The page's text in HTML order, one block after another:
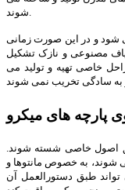
شوند.
شود و در این صورت زمانی
مصنوعی و نازک تشکیل
خاصی تهیه و تولید می
های میکرو
اصول خاصی شسته شوند.
شوند، به خصوص مانتوها و
طبق دستورالعمل آن